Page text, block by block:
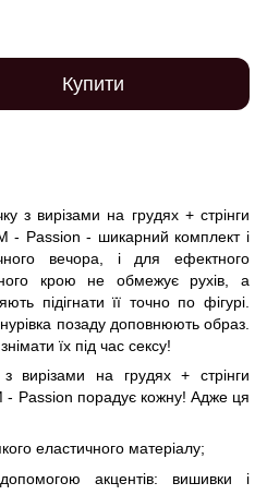
Купити
з вирізами на грудях + стрінги
- Passion - шикарний комплект і
вечора, і для ефектного
крою не обмежує рухів, а
підігнати її точно по фігурі.
позаду доповнюють образ.
їх під час сексу!
вирізами на грудях + стрінги
- Passion порадує кожну! Адже ця
еластичного матеріалу;
акцентів: вишивки і